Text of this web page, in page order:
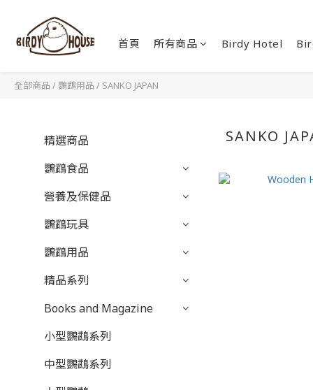
首頁 所有商品 Birdy Hotel
全部商品 / 鸚鵡用品 / SANKO JAPAN
精選商品
鸚鵡食品
營養及保健品
鸚鵡玩具
鸚鵡用品
精品系列
Books and Magazine
小型鸚鵡系列
中型鸚鵡系列
SANKO